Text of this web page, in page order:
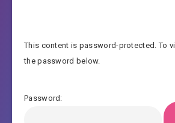
This content is password-protected. To
the password below.
Password: